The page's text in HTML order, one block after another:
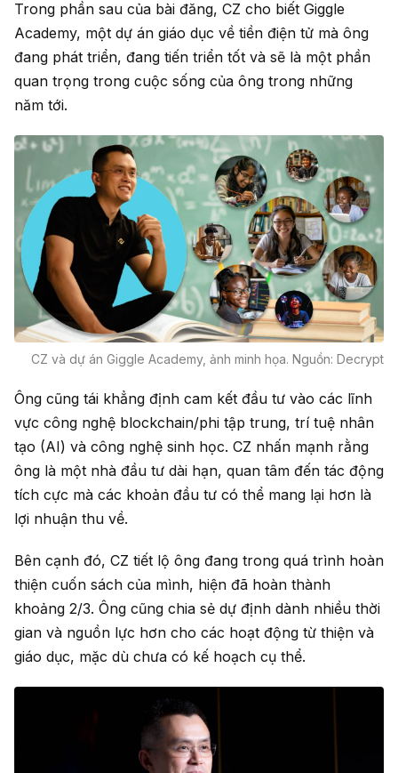
Trong phần sau của bài đăng, CZ cho biết Giggle
Academy, một dự án giáo dục về tiền điện tử mà ông
đang phát triển, đang tiến triển tốt và sẽ là một phần
quan trọng trong cuộc sống của ông trong những
năm tới.
CZ và dự án Giggle Academy, ảnh minh họa. Nguồn: Decrypt
Ông cũng tái khẳng định cam kết đầu tư vào các lĩnh
vực công nghệ blockchain/phi tập trung, trí tuệ nhân
tạo (AI) và công nghệ sinh học. CZ nhấn mạnh rằng
ông là một nhà đầu tư dài hạn, quan tâm đến tác động
tích cực mà các khoản đầu tư có thể mang lại hơn là
lợi nhuận thu về.
Bên cạnh đó, CZ tiết lộ ông đang trong quá trình hoàn
thiện cuốn sách của mình, hiện đã hoàn thành
khoảng 2/3. Ông cũng chia sẻ dự định dành nhiều thời
gian và nguồn lực hơn cho các hoạt động từ thiện và
giáo dục, mặc dù chưa có kế hoạch cụ thể.